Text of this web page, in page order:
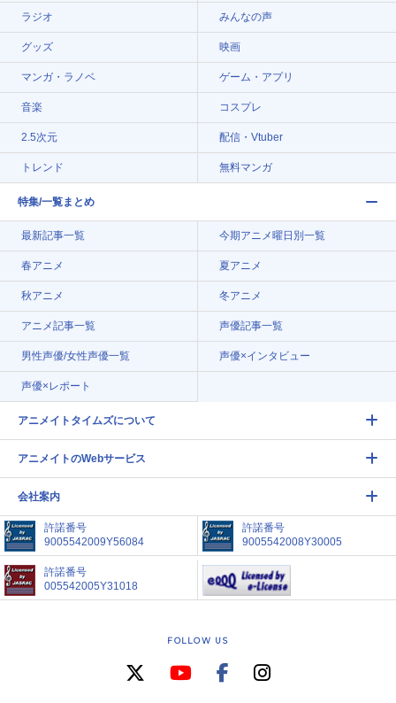
ラジオ みんなの声
グッズ 映画
マンガ・ラノベ ゲーム・アプリ
音楽 コスプレ
2.5次元 配信・Vtuber
トレンド 無料マンガ
特集/一覧まとめ
最新記事一覧 今期アニメ曜日別一覧
春アニメ 夏アニメ
秋アニメ 冬アニメ
アニメ記事一覧 声優記事一覧
男性声優/女性声優一覧 声優×インタビュー
声優×レポート
アニメイトタイムズについて
アニメイトのWebサービス
会社案内
許諾番号
9005542009Y56084
許諾番号
9005542008Y30005
許諾番号
005542005Y31018
FOLLOW US